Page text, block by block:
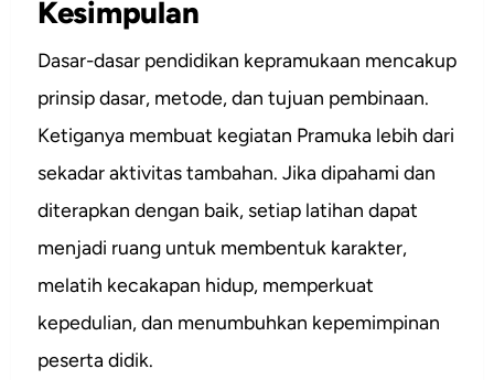
Kesimpulan
Dasar-dasar pendidikan kepramukaan mencakup
prinsip dasar, metode, dan tujuan pembinaan.
Ketiganya membuat kegiatan Pramuka lebih dari
sekadar aktivitas tambahan. Jika dipahami dan
diterapkan dengan baik, setiap latihan dapat
menjadi ruang untuk membentuk karakter,
melatih kecakapan hidup, memperkuat
kepedulian, dan menumbuhkan kepemimpinan
peserta didik.